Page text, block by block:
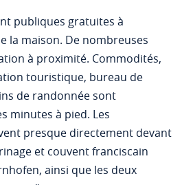
publiques gratuites à
la maison. De nombreuses
à proximité. Commodités,
touristique, bureau de
de randonnée sont
minutes à pied. Les
presque directement devant
et couvent franciscain
ainsi que les deux